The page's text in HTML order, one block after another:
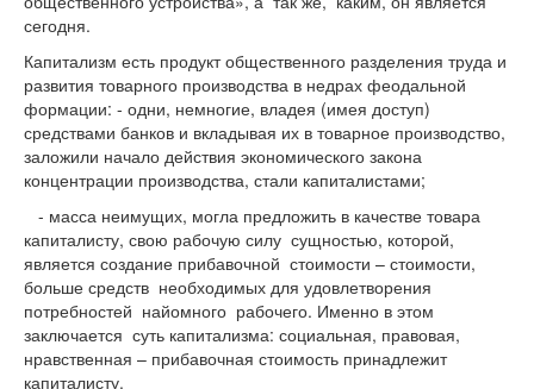
сегодня.
Капитализм есть продукт общественного разделения труда и
развития товарного производства в недрах феодальной
формации: - одни, немногие, владея (имея доступ)
средствами банков и вкладывая их в товарное производство,
заложили начало действия экономического закона
концентрации производства, стали капиталистами;
- масса неимущих, могла предложить в качестве товара
капиталисту, свою рабочую силу сущностью, которой,
является создание прибавочной стоимости – стоимости,
больше средств необходимых для удовлетворения
потребностей найомного рабочего. Именно в этом
заключается суть капитализма: социальная, правовая,
нравственная – прибавочная стоимость принадлежит
капиталисту.